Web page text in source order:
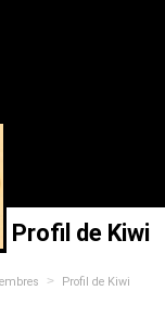
Profil de Kiwi
> Profil de Kiwi